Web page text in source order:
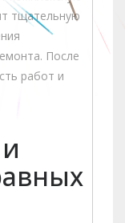
тщательную
После
работ и